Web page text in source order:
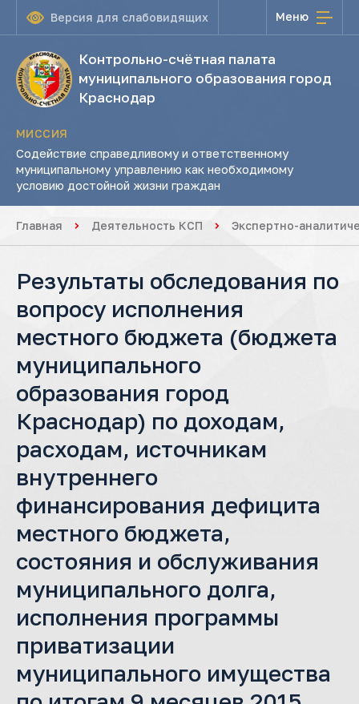
Версия для слабовидящих Меню
Контрольно-счётная палата
муниципального образования город
Краснодар
МИССИЯ
Содействие справедливому и ответственному
муниципальному управлению как необходимому
условию достойной жизни граждан
Главная Деятельность КСП Экспертно-
Результаты обследования по
вопросу исполнения
местного бюджета (бюджета
муниципального
образования город
Краснодар) по доходам,
расходам, источникам
внутреннего
финансирования дефицита
местного бюджета,
состояния и обслуживания
муниципального долга,
исполнения программы
приватизации
муниципального имущества